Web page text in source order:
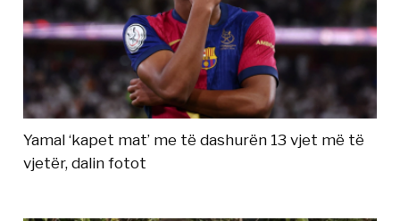
Yamal ‘kapet mat’ me të dashurën 13 vjet më të
vjetër, dalin fotot